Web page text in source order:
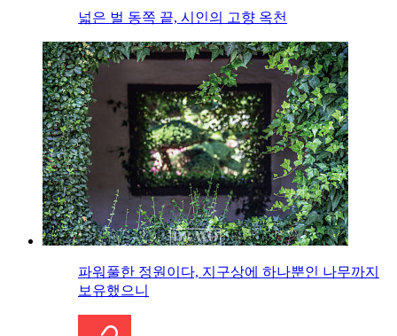
넓은 벌 동쪽 끝, 시인의 고향 옥천
파워풀한 정원이다, 지구상에 하나뿐인 나무까지
보유했으니